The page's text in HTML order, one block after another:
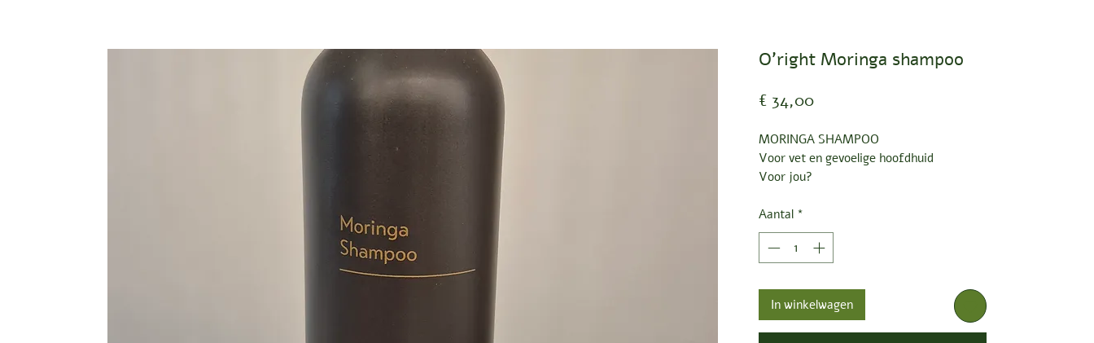
O'right Moringa shampoo
€ 34,00Prijs
MORINGA SHAMPOO
Voor vet en gevoelige hoofdhuid
Voor jou?
hoofdhuid.
Zijn talent:
Natuurlijk moringa-zaadextract reinigt
tegelijkertijd voor een hoog
vochtretentie,
waardoor een natuurlijke beschermende
Aantal *
In winkelwagen